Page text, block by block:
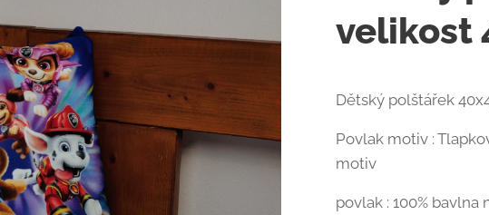
velikost
Dětský polštářek
Povlak motiv :
motiv
povlak : 100% bavlna